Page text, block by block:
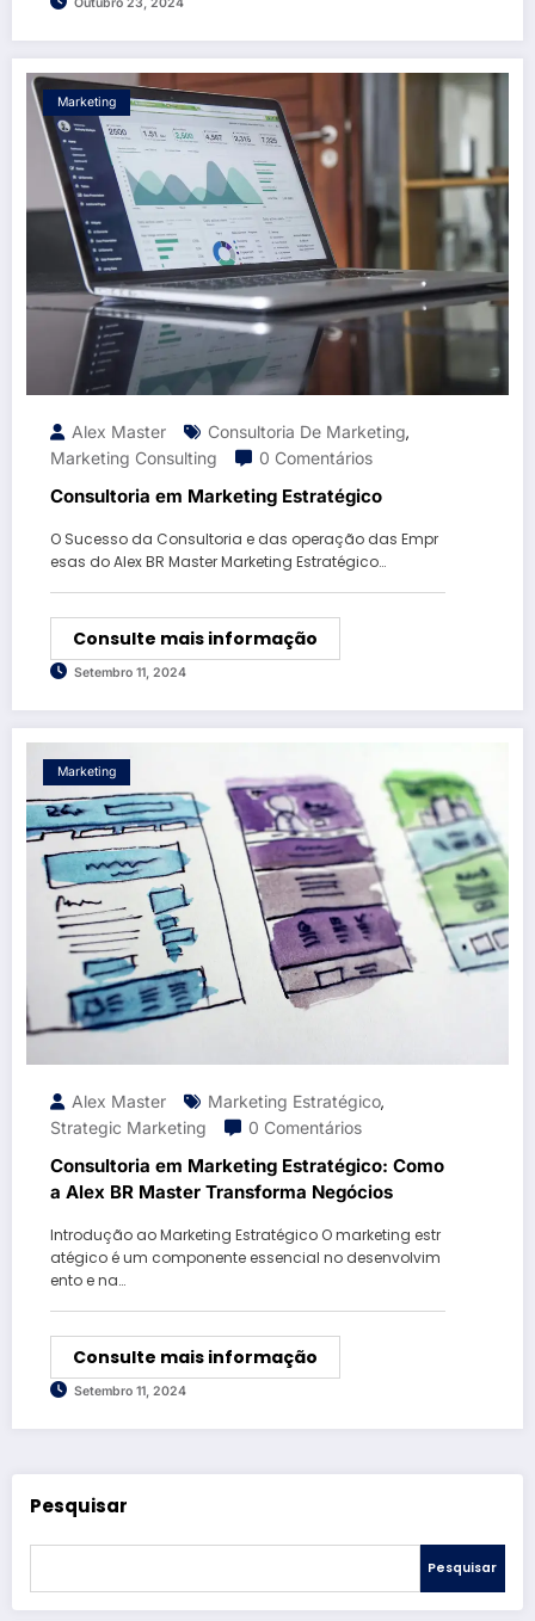
Marketing
Alex Master Consultoria De Marketing,
Marketing Consulting
0 Comentários
Consultoria em Marketing Estratégico
O Sucesso da Consultoria e das operação das Empr
esas do Alex BR Master Marketing Estratégico…
Consulte mais informação
Setembro 11, 2024
Marketing
Alex Master Marketing Estratégico,
Strategic Marketing
0 Comentários
Consultoria em Marketing Estratégico: Como
a Alex BR Master Transforma Negócios
Introdução ao Marketing Estratégico O marketing estr
atégico é um componente essencial no desenvolvim
ento e na…
Consulte mais informação
Setembro 11, 2024
Pesquisar
Pesquisar